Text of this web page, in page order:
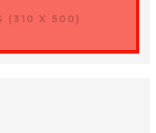
(310 X 500)